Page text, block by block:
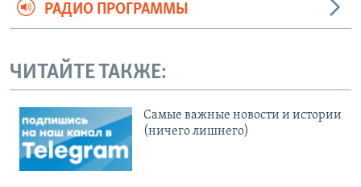
РАДИО ПРОГРАММЫ
ЧИТАЙТЕ ТАКЖЕ:
Cамые важные новости и истории
(ничего лишнего)